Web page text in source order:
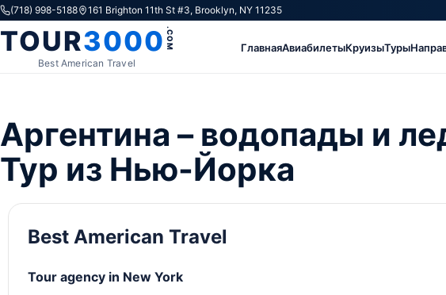
Skip to content
(718) 998-5188 161 Brighton 11th St #3, Brooklyn, NY 11235
TOUR3000.COM
Best American Travel
ГлавнаяАвиабилетыКруизыТуры
Аргентина – водопады и
Тур из Нью-Йорка
Best American Travel
Tour agency in New York